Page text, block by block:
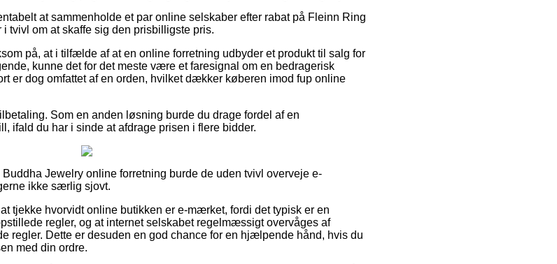
at sammenholde et par online selskaber efter rabat på Fleinn Ring
tvivl om at skaffe sig den prisbilligste pris.
på, at i tilfælde af at en online forretning udbyder et produkt til salg for
kunne det for det meste være et faresignal om en bedragerisk
er dog omfattet af en orden, hvilket dækker køberen imod fup online
Som en anden løsning burde du drage fordel af en
ifald du har i sinde at afdrage prisen i flere bidder.
Jewelry online forretning burde de uden tvivl overveje e-
ikke særlig sjovt.
tjekke hvorvidt online butikken er e-mærket, fordi det typisk er en
regler, og at internet selskabet regelmæssigt overvåges af
regler. Dette er desuden en god chance for en hjælpende hånd, hvis du
med din ordre.